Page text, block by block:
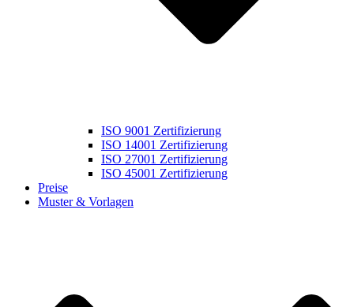
ISO 9001 Zertifizierung
ISO 14001 Zertifizierung
ISO 27001 Zertifizierung
ISO 45001 Zertifizierung
Preise
Muster & Vorlagen